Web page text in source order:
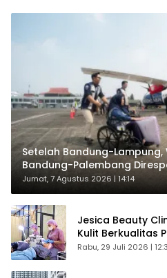
Setelah Bandung-Lampung,
Bandung-Palembang
Penumpang
Jumat, 7 Agustus 2026 | 14:14
Jesica Beauty
Kulit Berkualitas
Rabu, 29 Juli 2026 |